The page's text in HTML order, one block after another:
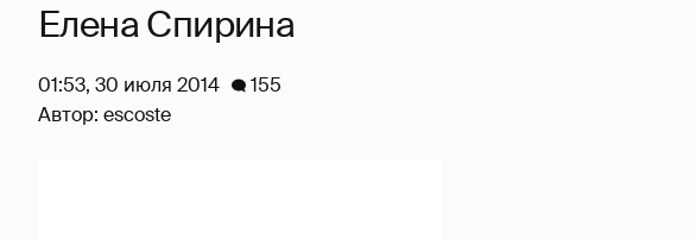
Елена Спирина
01:53, 30 июля 2014
155
Автор: escoste